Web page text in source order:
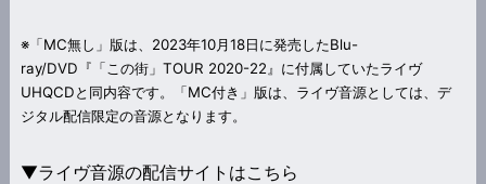
※「MC無し」版は、2023年10月18日に発売したBlu-
ray/DVD『「この街」TOUR 2020-22』に付属していたライヴ
UHQCDと同内容です。「MC付き」版は、ライヴ音源としては、デ
ジタル配信限定の音源となります。
▼ライヴ音源の配信サイトはこちら